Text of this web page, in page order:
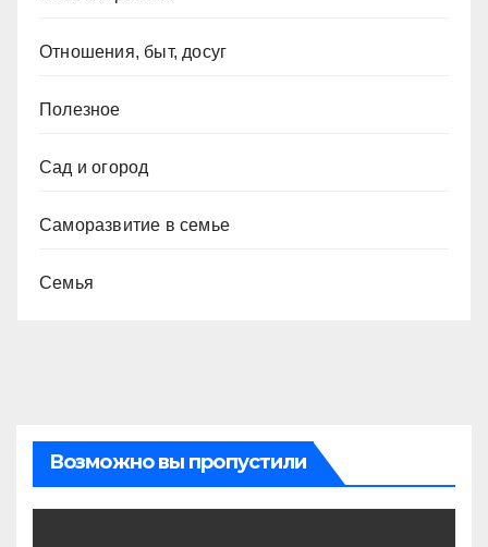
Отношения, быт, досуг
Полезное
Сад и огород
Саморазвитие в семье
Семья
Возможно вы пропустили